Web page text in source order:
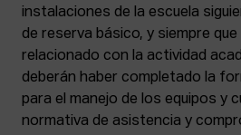
instalaciones de la escuela
de reserva básico, y siempre
relacionado con la actividad
deberán haber completado la
para el manejo de los equipos y
normativa de asistencia y